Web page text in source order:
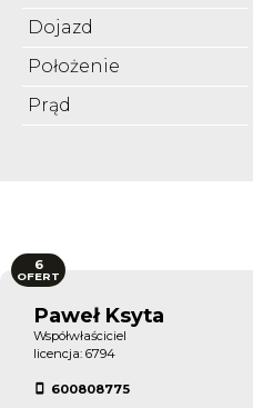
Dojazd
Położenie
Prąd
Paweł Ksyta
Współwłaściciel
licencja: 6794
600808775
6
OFERT